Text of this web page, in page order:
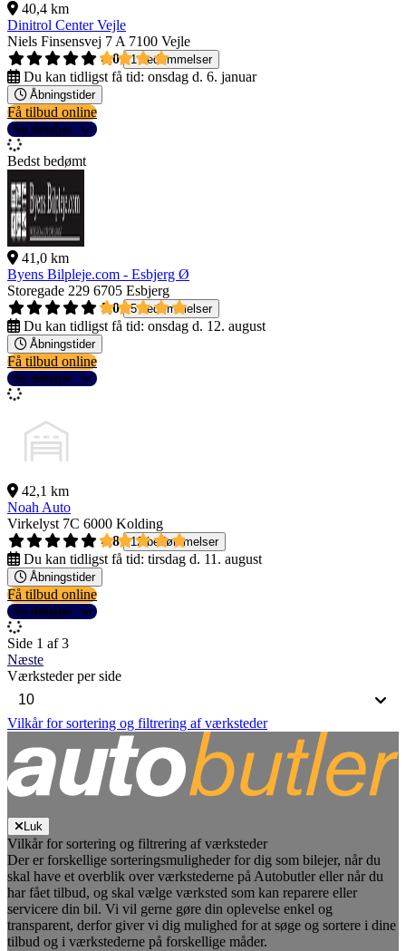
40,4 km
Dinitrol Center Vejle
Niels Finsensvej 7 A 7100 Vejle
4,0
1 bedømmelser
Du kan tidligst få tid: onsdag d. 6. januar
Åbningstider
Få tilbud online
Se detaljer
Bedst bedømt
41,0 km
Byens Bilpleje.com - Esbjerg Ø
Storegade 229 6705 Esbjerg
5,0
5 bedømmelser
Du kan tidligst få tid: onsdag d. 12. august
Åbningstider
Få tilbud online
Se detaljer
42,1 km
Noah Auto
Virkelyst 7C 6000 Kolding
4,8
12 bedømmelser
Du kan tidligst få tid: tirsdag d. 11. august
Åbningstider
Få tilbud online
Se detaljer
Side 1 af 3
Næste
Værksteder per side
Vilkår for sortering og filtrering af værksteder
Luk
Vilkår for sortering og filtrering af værksteder
Der er forskellige sorteringsmuligheder for dig som bilejer, når du
skal have et overblik over værkstederne på Autobutler eller når du
har fået tilbud, og skal vælge værksted som kan reparere eller
servicere din bil. Vi vil gerne gøre din oplevelse enkel og
transparent, derfor giver vi dig mulighed for at søge og sortere i dine
tilbud og i værkstederne på forskellige måder.